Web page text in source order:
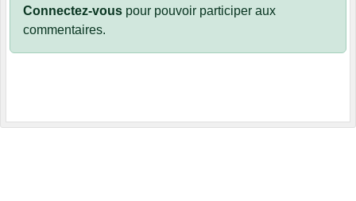
Connectez-vous pour pouvoir participer aux
commentaires.